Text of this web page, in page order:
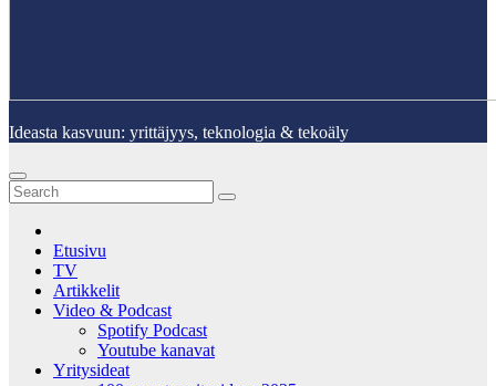
Ideasta kasvuun: yrittäjyys, teknologia & tekoäly
Etusivu
TV
Artikkelit
Video & Podcast
Spotify Podcast
Youtube kanavat
Yritysideat